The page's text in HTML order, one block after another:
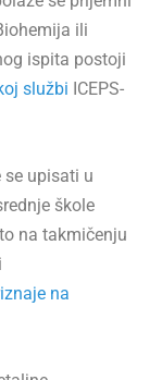
ili
ispita postoji
službi ICEPS-
upisati u
škole
na takmičenju
na